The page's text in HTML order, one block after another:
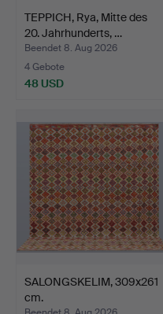
TEPPICH, Rya, Mitte des
20. Jahrhunderts, …
Beendet 8. Aug 2026
4 Gebote
48 USD
SALONGSKELIM, 309x261
cm.